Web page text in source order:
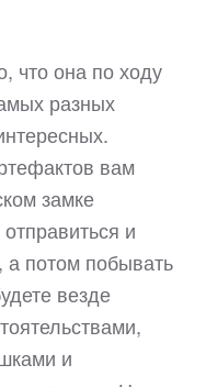
что она по ходу
разных
вам
замке
и
потом побывать
везде
и